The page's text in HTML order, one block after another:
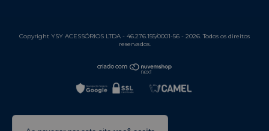
Copyright YSY ACESSÓRIOS LTDA - 46.276.155/0001-56 - 2026. Todos os direitos
reservados.